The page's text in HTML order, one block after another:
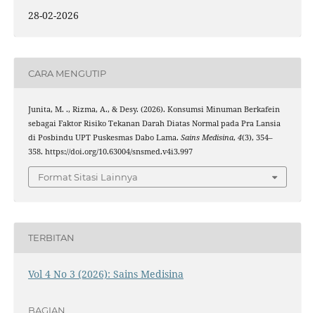
28-02-2026
CARA MENGUTIP
Junita, M. ., Rizma, A., & Desy. (2026). Konsumsi Minuman Berkafein
sebagai Faktor Risiko Tekanan Darah Diatas Normal pada Pra Lansia
di Posbindu UPT Puskesmas Dabo Lama. Sains Medisina, 4(3), 354–
358. https://doi.org/10.63004/snsmed.v4i3.997
Format Sitasi Lainnya
TERBITAN
Vol 4 No 3 (2026): Sains Medisina
BAGIAN